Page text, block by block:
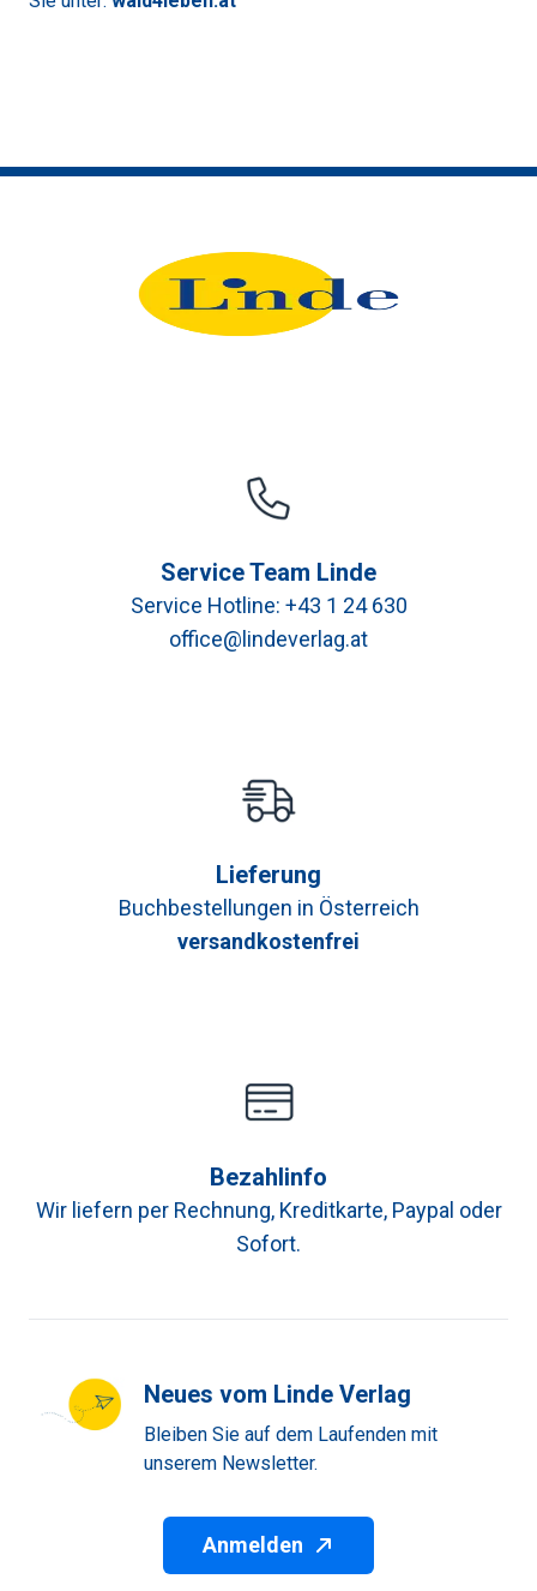
Service Team Linde
Service Hotline: +43 1 24 630
office@lindeverlag.at
Lieferung
Buchbestellungen in Österreich
versandkostenfrei
Bezahlinfo
Wir liefern per Rechnung, Kreditkarte, Paypal oder
Sofort.
Neues vom Linde Verlag
Bleiben Sie auf dem Laufenden mit
unserem Newsletter.
Anmelden